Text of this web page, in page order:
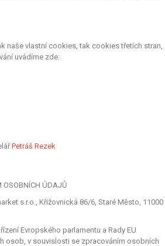
naše vlastní cookies, tak cookies třetích stran,
uvádíme zde:
Petráš Rezek
OSOBNÍCH ÚDAJŮ
s.r.o., Křižovnická 86/6, Staré Město, 11000
Evropského parlamentu a Rady EU
osob, v souvislosti se zpracováním osobních